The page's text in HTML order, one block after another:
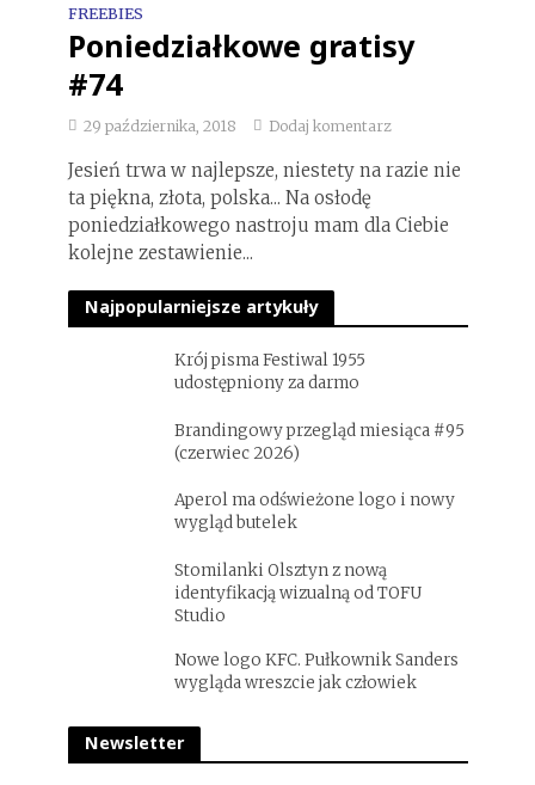
FREEBIES
Poniedziałkowe gratisy
#74
29 października, 2018 Dodaj komentarz
Jesień trwa w najlepsze, niestety na razie nie
ta piękna, złota, polska... Na osłodę
poniedziałkowego nastroju mam dla Ciebie
kolejne zestawienie...
Najpopularniejsze artykuły
Krój pisma Festiwal 1955
udostępniony za darmo
Brandingowy przegląd miesiąca #95
(czerwiec 2026)
Aperol ma odświeżone logo i nowy
wygląd butelek
Stomilanki Olsztyn z nową
identyfikacją wizualną od TOFU
Studio
Nowe logo KFC. Pułkownik Sanders
wygląda wreszcie jak człowiek
Newsletter